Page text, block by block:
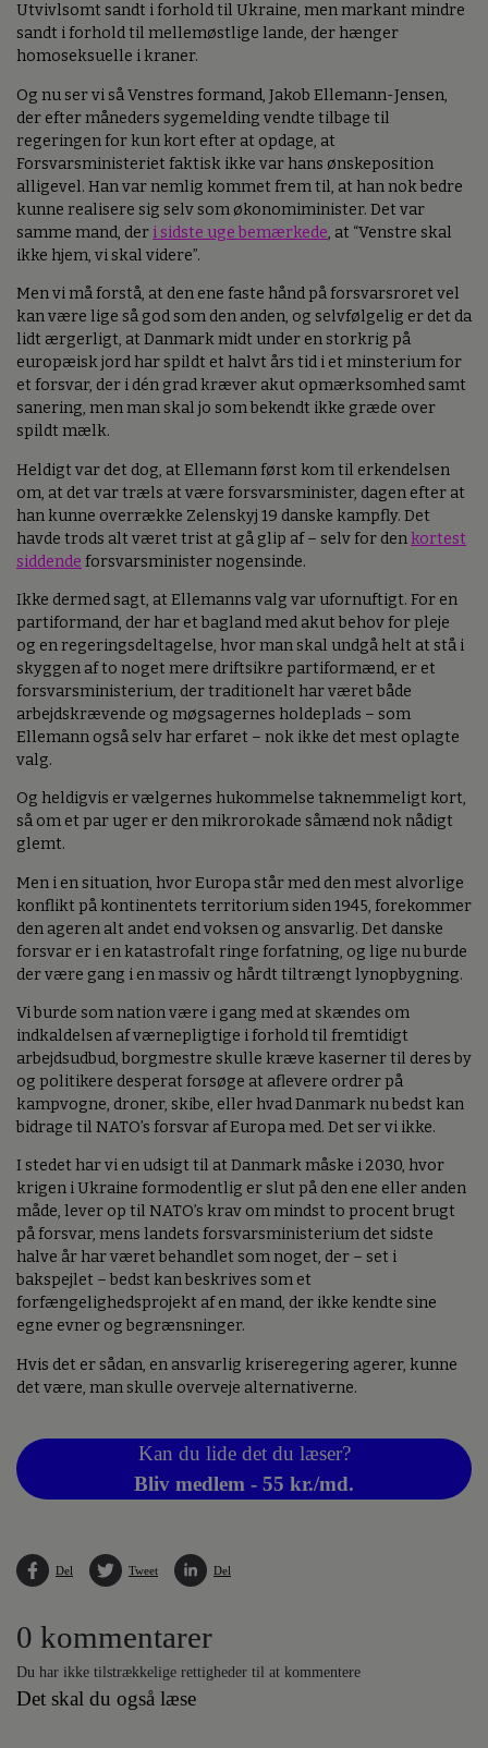
Utvivlsomt sandt i forhold til Ukraine, men markant mindre
sandt i forhold til mellemøstlige lande, der hænger
homoseksuelle i kraner.
Og nu ser vi så Venstres formand, Jakob Ellemann-Jensen,
der efter måneders sygemelding vendte tilbage til
regeringen for kun kort efter at opdage, at
Forsvarsministeriet faktisk ikke var hans ønskeposition
alligevel. Han var nemlig kommet frem til, at han nok bedre
kunne realisere sig selv som økonomiminister. Det var
samme mand, der i sidste uge bemærkede, at “Venstre skal
ikke hjem, vi skal videre”.
Men vi må forstå, at den ene faste hånd på forsvarsroret vel
kan være lige så god som den anden, og selvfølgelig er det da
lidt ærgerligt, at Danmark midt under en storkrig på
europæisk jord har spildt et halvt års tid i et minsterium for
et forsvar, der i dén grad kræver akut opmærksomhed samt
sanering, men man skal jo som bekendt ikke græde over
spildt mælk.
Heldigt var det dog, at Ellemann først kom til erkendelsen
om, at det var træls at være forsvarsminister, dagen efter at
han kunne overrække Zelenskyj 19 danske kampfly. Det
havde trods alt været trist at gå glip af – selv for denkortest
siddende forsvarsminister nogensinde.
Ikke dermed sagt, at Ellemanns valg var ufornuftigt. For en
partiformand, der har et bagland med akut behov for pleje
og en regeringsdeltagelse, hvor man skal undgå helt at stå i
skyggen af to noget mere driftsikre partiformænd, er et
forsvarsministerium, der traditionelt har været både
arbejdskrævende og møgsagernes holdeplads – som
Ellemann også selv har erfaret – nok ikke det mest oplagte
valg.
Og heldigvis er vælgernes hukommelse taknemmeligt kort,
så om et par uger er den mikrorokade såmænd nok nådigt
glemt.
Men i en situation, hvor Europa står med den mest alvorlige
konflikt på kontinentets territorium siden 1945, forekommer
den ageren alt andet end voksen og ansvarlig. Det danske
forsvar er i en katastrofalt ringe forfatning, og lige nu burde
der være gang i en massiv og hårdt tiltrængt lynopbygning.
Vi burde som nation være i gang med at skændes om
indkaldelsen af værnepligtige i forhold til fremtidigt
arbejdsudbud, borgmestre skulle kræve kaserner til deres by
og politikere desperat forsøge at aflevere ordrer på
kampvogne, droner, skibe, eller hvad Danmark nu bedst kan
bidrage til NATO’s forsvar af Europa med. Det ser vi ikke.
I stedet har vi en udsigt til at Danmark måske i 2030, hvor
krigen i Ukraine formodentlig er slut på den ene eller anden
måde, lever op til NATO’s krav om mindst to procent brugt
på forsvar, mens landets forsvarsministerium det sidste
halve år har været behandlet som noget, der – set i
bakspejlet – bedst kan beskrives som et
forfængelighedsprojekt af en mand, der ikke kendte sine
egne evner og begrænsninger.
Hvis det er sådan, en ansvarlig kriseregering agerer, kunne
det være, man skulle overveje alternativerne.
Kan du lide det du læser?
Bliv medlem - 55 kr./md.
Del Tweet Del
0 kommentarer
Du har ikke tilstrækkelige rettigheder til at kommentere
Det skal du også læse